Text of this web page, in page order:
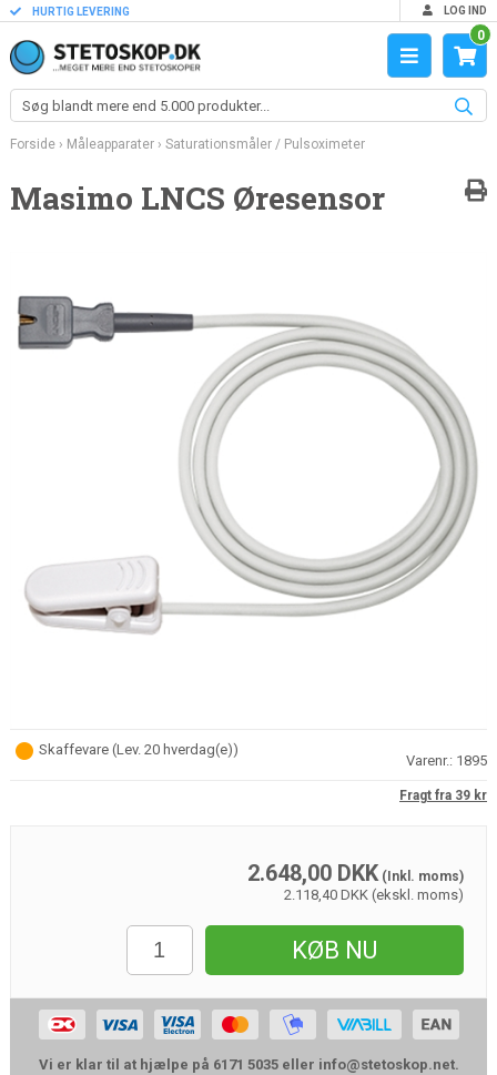
HURTIG LEVERING LOG IND
0
Forside› Måleapparater› Saturationsmåler / Pulsoximeter
Masimo LNCS Øresensor
Skaffevare (Lev. 20 hverdag(e))
Varenr.: 1895
Fragt fra 39 kr
2.648,00 DKK(Inkl. moms)
2.118,40 DKK (ekskl. moms)
KØB NU
Vi er klar til at hjælpe på 6171 5035 eller info@stetoskop.net.